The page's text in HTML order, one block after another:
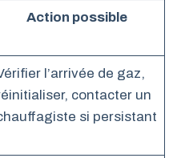
Action possible
l’arrivée de gaz,
contacter un
si persistant